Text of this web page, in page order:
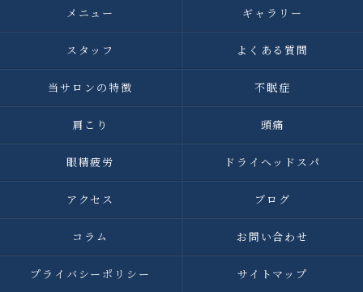
メニュー ギャラリー
スタッフ よくある質問
当サロンの特徴 不眠症
肩こり 頭痛
眼精疲労 ドライヘッドスパ
アクセス ブログ
コラム お問い合わせ
プライバシーポリシー サイトマップ